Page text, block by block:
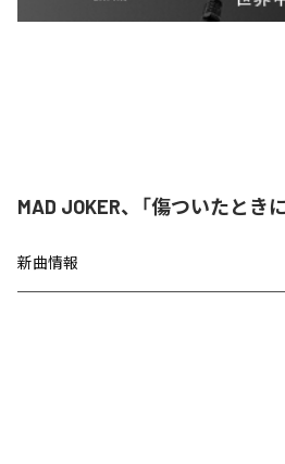
MAD JOKER、「傷ついたとき
新曲情報